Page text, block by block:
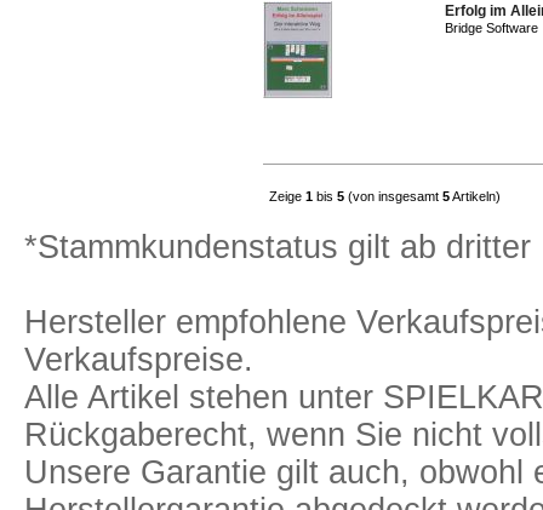
Erfolg im
Bridge Software
Zeige 1 bis 5 (von insgesamt 5Artikeln)
*Stammkundenstatus gilt ab dritter
Hersteller empfohlene
Verkaufspreise.
Alle Artikel stehen unter
Rückgaberecht, wenn Sie nicht
Unsere Garantie gilt auch, obwohl